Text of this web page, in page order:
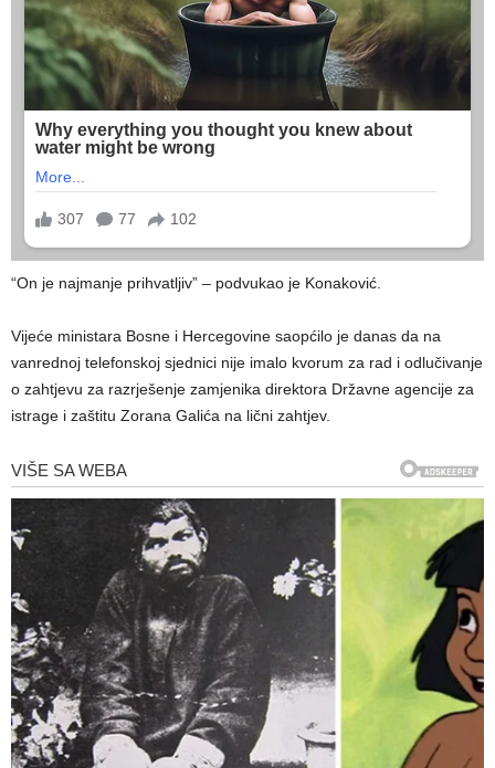
“On je najmanje prihvatljiv” – podvukao je Konaković.
Vijeće ministara Bosne i Hercegovine saopćilo je danas da na
vanrednoj telefonskoj sjednici nije imalo kvorum za rad i odlučivanje
o zahtjevu za razrješenje zamjenika direktora Državne agencije za
istrage i zaštitu Zorana Galića na lični zahtjev.